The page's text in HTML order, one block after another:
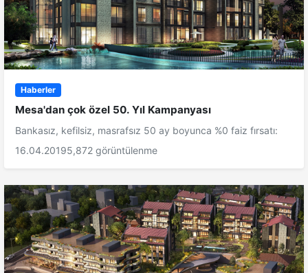
Haberler
Mesa'dan çok özel 50. Yıl Kampanyası
Bankasız, kefilsiz, masrafsız 50 ay boyunca %0 faiz fırsatı:
16.04.20195,872 görüntülenme